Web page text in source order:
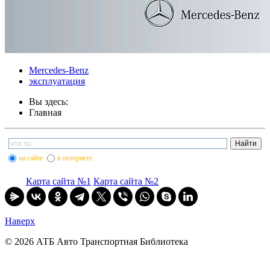
Mercedes-Benz
эксплуатация
Вы здесь:
Главная
на сайте в интернете
Карта сайта №1 Карта сайта №2
Наверх
© 2026 АТБ Авто Транспортная Библиотека